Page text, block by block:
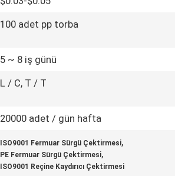
100 adet pp torba
5 ~ 8 iş günü
L / C, T / T
20000 adet / gün hafta
ISO9001 Fermuar Sürgü Çektirmesi,
PE Fermuar Sürgü Çektirmesi,
ISO9001 Reçine Kaydırıcı Çektirmesi